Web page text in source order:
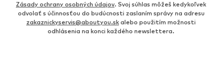
Zásady ochrany osobných údajov. Svoj súhlas môžeš kedykoľvek
odvolať s účinnosťou do budúcnosti zaslaním správy na adresu
zakaznickyservis@aboutyou.sk alebo použitím možnosti
odhlásenia na konci každého newslettera.